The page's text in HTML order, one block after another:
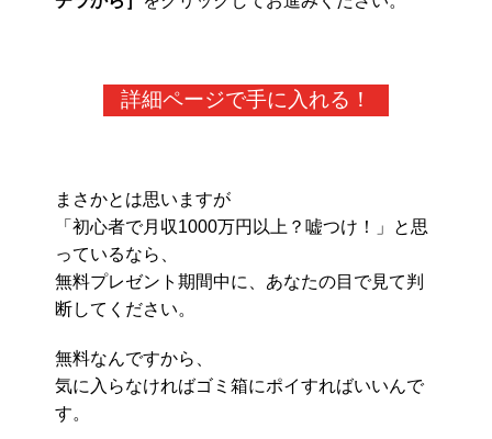
詳細ページで手に入れる！
まさかとは思いますが
「初心者で月収1000万円以上？嘘つけ！」と思
っているなら、
無料プレゼント期間中に、あなたの目で見て判
断してください。
無料なんですから、
気に入らなければゴミ箱にポイすればいいんで
す。